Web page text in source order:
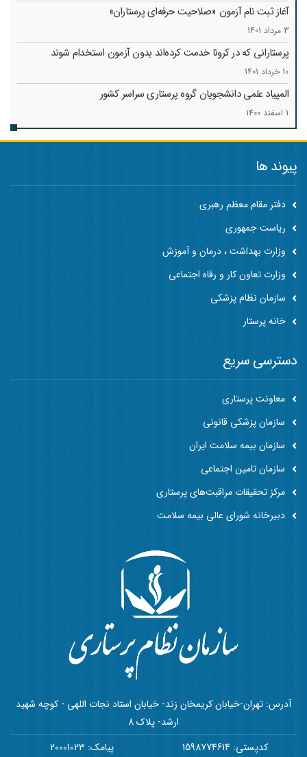
آغاز ثبت نام آزمون «صلاحیت حرفه‌ای پرستاران»
3 مرداد 1401
پرستارانی که در کرونا خدمت کرد‌ه‌اند بدون آزمون استخدام شوند
10 خرداد 1401
المپیاد علمی دانشجویان گروه پرستاری سراسر کشور
1 اسفند 1400
پیوند ها
دفتر مقام معظم رهبری
ریاست جمهوری
وزارت بهداشت ، درمان و آموزش
وزارت تعاون کار و رفاه اجتماعی
سازمان نظام پزشکی
خانه پرستار
آدرس: تهران-خیابان کریمخان زند- خیابان استاد نجات اللهی - کوچه شهید
ارشد- پلاک 8
کدپستی: 1598774614
پیامک: 20001023
دسترسی سریع
معاونت پرستاری
سازمان پزشکی قانونی
سازمان بیمه سلامت ایران
سازمان تامین اجتماعی
مرکز تحقیقات مراقبت‌های پرستاری
دبیرخانه شورای عالی بیمه سلامت